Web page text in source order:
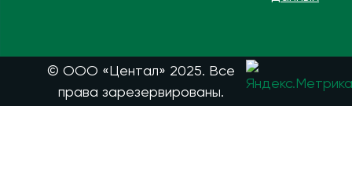
© ООО «Центал» 2025. Все
права зарезервированы.